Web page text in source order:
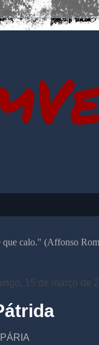
calo." (Affonso
15 de março de